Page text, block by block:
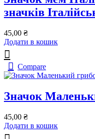
значків
45,00 ₴
Додати в кошик
Compare
Значок
45,00 ₴
Додати в кошик